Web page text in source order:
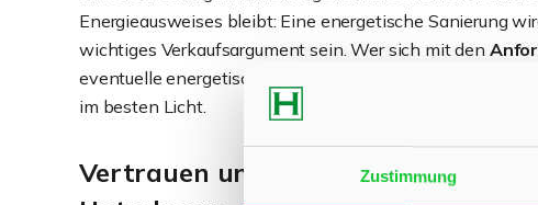
Zustimmung
Energieausweises bleibt: Eine energetische Sanierung
wichtiges Verkaufsargument sein. Wer sich mit den
eventuelle energetische Mängel behebt, schützt sich vor
im besten Licht.
Vertrauen und Erfolg durch